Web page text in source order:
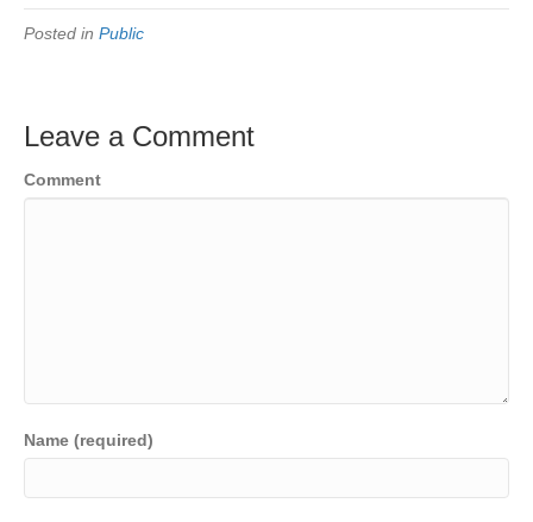
Posted in Public
Leave a Comment
Comment
Name (required)